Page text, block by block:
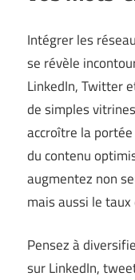
Intégrer les
se révèle
LinkedIn, Twitter
de simples
accroître la
du contenu
augmentez non
mais aussi le taux
Pensez à
sur LinkedIn,